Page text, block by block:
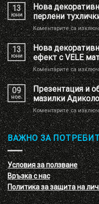
13
юни
Нова
перлени
Коментарите са
13
юни
Нова
ефект с VELE
Коментарите са
09
ное.
Презентация и
мазилки
Коментарите са
ВАЖНО ЗА
Условия за ползване
Връзка с нас
Политика за защита на